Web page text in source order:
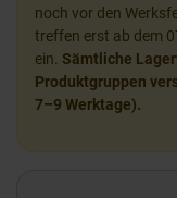
noch vor den
treffen erst ab dem
ein. Sämtliche
Produktgruppen
7–9 Werktage).